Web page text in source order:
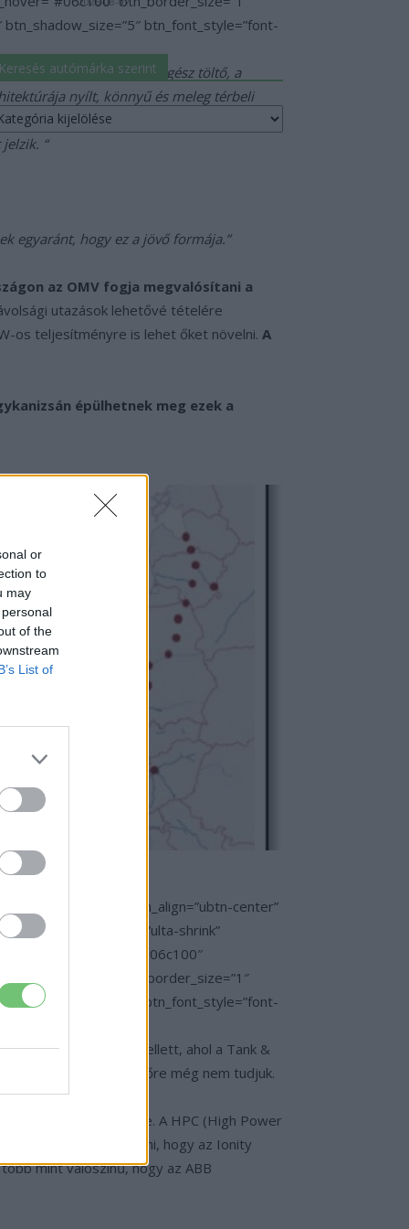
or
to
may
of the
List of
btn_font_style=”font-
Mintha lebegne az egész töltő, a
nyílt, könnyű és meleg térbeli
keveréke egyesíti a zökkenőmentes
“
egyaránt, hogy ez a jövő formája.”
az OMV fogja megvalósítani a
utazások lehetővé tételére
os teljesítményre is lehet őket növelni. A
épülhetnek meg ezek a
btn_align=”ubtn-center”
bg” btn_anim_effect=”ulta-shrink”
icon_color=”#06c100″
btn_border_size=”1″
btn_font_style=”font-
A61-es autópálya mellett, ahol a Tank &
az árak, azt egyelőre még nem tudjuk.
ból Európa-szerte. A HPC (High Power
en keresztül. Jól látni, hogy az Ionity
mint valószínű, hogy az ABB
Keresés autómárka szerint